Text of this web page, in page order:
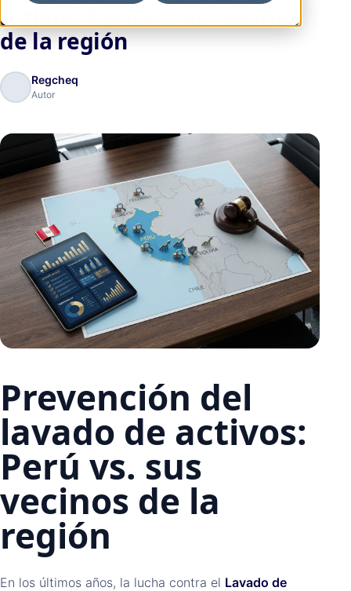
activos: Perú vs. sus vecinos
de la región
Regcheq
Autor
Prevención del
lavado de activos:
Perú vs. sus
vecinos de la
región
En los últimos años, la lucha contra el Lavado de